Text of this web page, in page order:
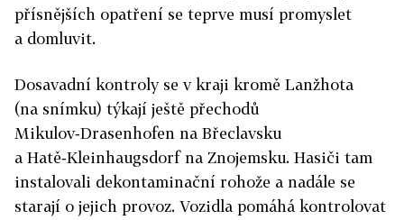
přísnějších opatření se teprve musí promyslet
a domluvit.
Dosavadní kontroly se v kraji kromě Lanžhota
(na snímku) týkají ještě přechodů
Mikulov‑Drasenhofen na Břeclavsku
a Hatě‑Kleinhaugsdorf na Znojemsku. Hasiči tam
instalovali dekontaminační rohože a nadále se
starají o jejich provoz. Vozidla pomáhá kontrolovat